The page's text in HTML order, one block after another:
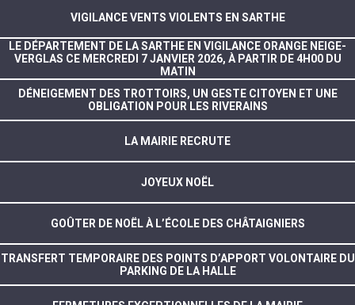
VIGILANCE VENTS VIOLENTS EN SARTHE
LE DÉPARTEMENT DE LA SARTHE EN VIGILANCE ORANGE NEIGE-
VERGLAS CE MERCREDI 7 JANVIER 2026, À PARTIR DE 4H00 DU
MATIN
DÉNEIGEMENT DES TROTTOIRS, UN GESTE CITOYEN ET UNE
OBLIGATION POUR LES RIVERAINS
LA MAIRIE RECRUTE
JOYEUX NOËL
GOÛTER DE NOËL À L’ÉCOLE DES CHÂTAIGNIERS
TRANSFERT TEMPORAIRE DES POINTS D’APPORT VOLONTAIRE DU
PARKING DE LA HALLE